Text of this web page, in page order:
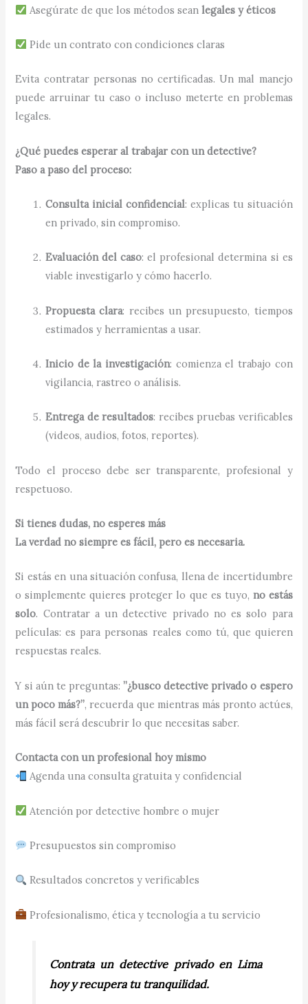
Asegúrate de que los métodos seanlegales y éticos
Pide un contrato con condiciones claras
Evita contratar personas no certificadas. Un mal manejo
puede arruinar tu caso o incluso meterte en problemas
legales.
¿Qué puedes esperar al trabajar con un detective?
Paso a paso del proceso:
Consulta inicial confidencial: explicas tu situación
en privado, sin compromiso.
Evaluación del caso: el profesional determina si es
viable investigarlo y cómo hacerlo.
Propuesta clara: recibes un presupuesto, tiempos
estimados y herramientas a usar.
Inicio de la investigación: comienza el trabajo con
vigilancia, rastreo o análisis.
Entrega de resultados: recibes pruebas verificables
(videos, audios, fotos, reportes).
Todo el proceso debe ser transparente, profesional y
respetuoso.
Si tienes dudas, no esperes más
La verdad no siempre es fácil, pero es necesaria.
Si estás en una situación confusa, llena de incertidumbre
o simplemente quieres proteger lo que es tuyo, no estás
solo. Contratar a un detective privado no es solo para
películas: es para personas reales como tú, que quieren
respuestas reales.
Y si aún te preguntas:”¿busco detective privado o espero
un poco más?”, recuerda que mientras más pronto actúes,
más fácil será descubrir lo que necesitas saber.
Contacta con un profesional hoy mismo
Agenda una consulta gratuita y confidencial
Atención por detective hombre o mujer
Presupuestos sin compromiso
Resultados concretos y verificables
Profesionalismo, ética y tecnología a tu servicio
Contrata un detective privado en Lima
hoy y recupera tu tranquilidad.